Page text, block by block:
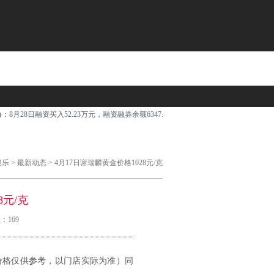
8月28日融资买入52.23万元，融资融券余额6347.85万元...
乐 > 最新动态 > 4月17日谢瑞麟黄金价格1028元/克
元/克
169
仅供参考，以门店实际为准）同